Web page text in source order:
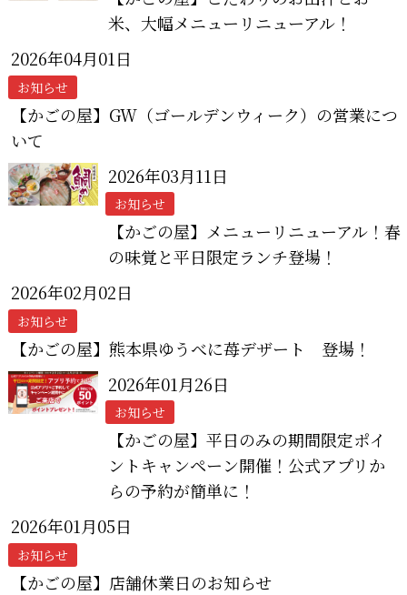
米、大幅メニューリニューアル！
2026年04月01日
お知らせ
【かごの屋】GW（ゴールデンウィーク）の営業につ
いて
2026年03月11日
お知らせ
【かごの屋】メニューリニューアル！春
の味覚と平日限定ランチ登場！
2026年02月02日
お知らせ
【かごの屋】熊本県ゆうべに苺デザート 登場！
2026年01月26日
お知らせ
【かごの屋】平日のみの期間限定ポイ
ントキャンペーン開催！公式アプリか
らの予約が簡単に！
2026年01月05日
お知らせ
【かごの屋】店舗休業日のお知らせ